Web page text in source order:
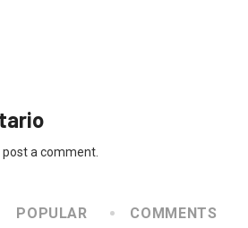
post a comment.
POPULAR COMMENTS